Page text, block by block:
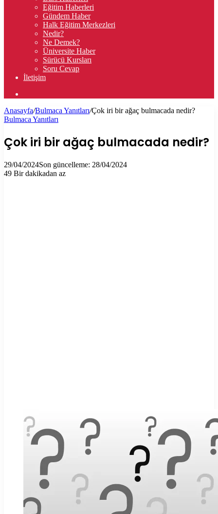
Eğitim Haberleri
Gündem Haber
Halk Eğitim Merkezleri
Nedir?
Ne Demek?
Üniversite Haber
Sürücü Kursları
Soru Cevap
İletişim
...
Anasayfa/Bulmaca Yanıtları/Çok iri bir ağaç bulmacada nedir?
Bulmaca Yanıtları
Çok iri bir ağaç bulmacada nedir?
29/04/2024Son güncelleme: 28/04/2024
49 Bir dakikadan az